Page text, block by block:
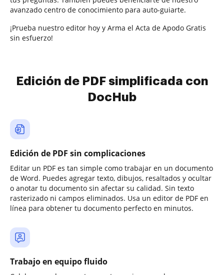
avanzado centro de conocimiento para auto-guiarte.
¡Prueba nuestro editor hoy y Arma el Acta de Apodo Gratis
sin esfuerzo!
Edición de PDF simplificada con
DocHub
Edición de PDF sin complicaciones
Editar un PDF es tan simple como trabajar en un documento
de Word. Puedes agregar texto, dibujos, resaltados y ocultar
o anotar tu documento sin afectar su calidad. Sin texto
rasterizado ni campos eliminados. Usa un editor de PDF en
línea para obtener tu documento perfecto en minutos.
Trabajo en equipo fluido